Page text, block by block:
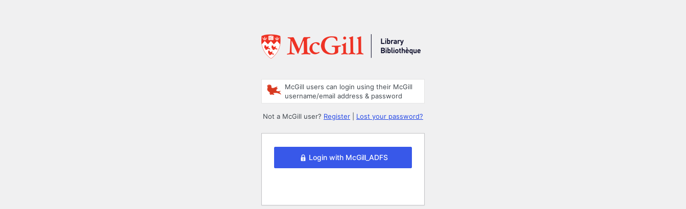
McGill users can login using their McGill
username/email address & password
Not a McGill user? Register Lost your password?
Login with McGill_ADFS